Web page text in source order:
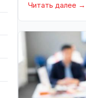
Читать далее